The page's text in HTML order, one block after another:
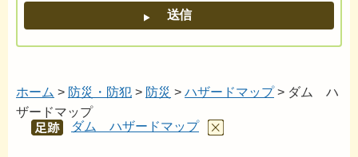
ホーム > 防災・防犯 > 防災 > ハザードマップ> ダム ハ
ザードマップ
あし
ダム ハザードマップ